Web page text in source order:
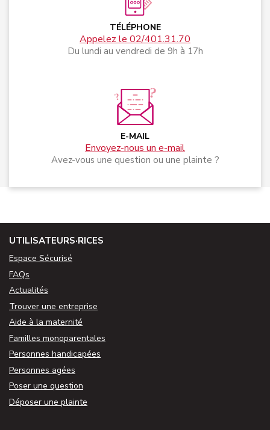
TÉLÉPHONE
Appelez le 02/401.31.70
Du lundi au vendredi de 9h à 17h
E-MAIL
Envoyez-nous un e-mail
Avez-vous une question ou une plainte ?
UTILISATEURS·RICES
Espace Sécurisé
FAQs
Actualités
Trouver une entreprise
Aide à la maternité
Familles monoparentales
Personnes handicapées
Personnes agées
Poser une question
Déposer une plainte